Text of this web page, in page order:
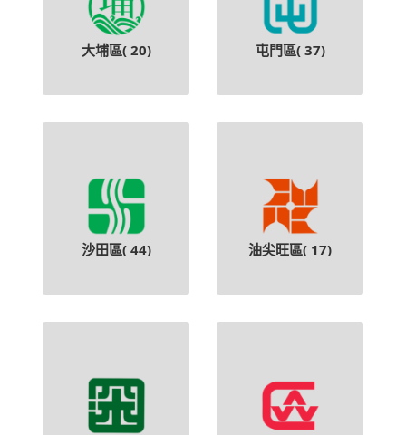
大埔區( 20) 屯門區( 37)
沙田區( 44) 油尖旺區( 17)